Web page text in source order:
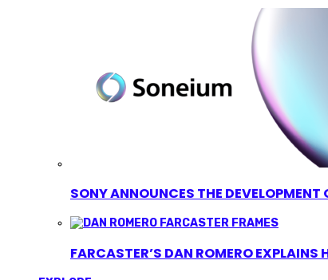
SONY ANNOUNCES THE
FARCASTER’S DAN ROMERO